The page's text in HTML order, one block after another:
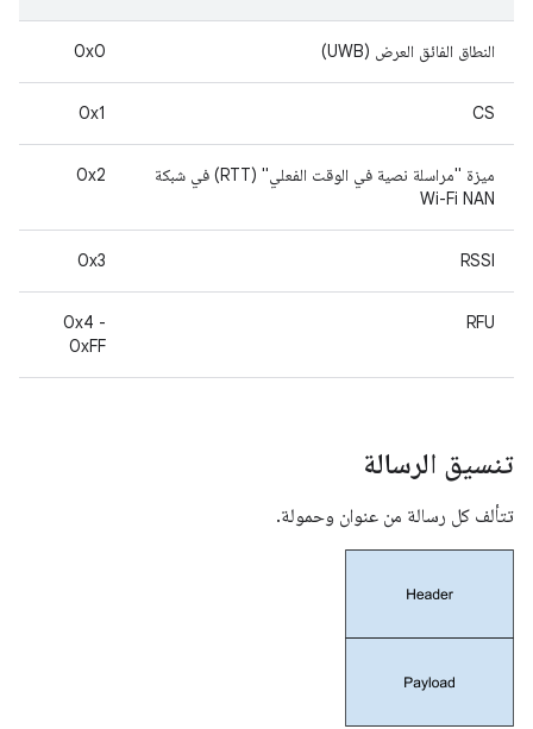
النطاق الفائق العرض (UWB) 0x0
CS
0x1
ميزة "مراسلة نصية في الوقت الفعلي" (RTT) في شبكة
Wi-Fi NAN
0x2
RSSI
0x3
RFU
0x4 -
0xFF
تنسيق الرسالة
تتألف كل رسالة من عنوان وحمولة.